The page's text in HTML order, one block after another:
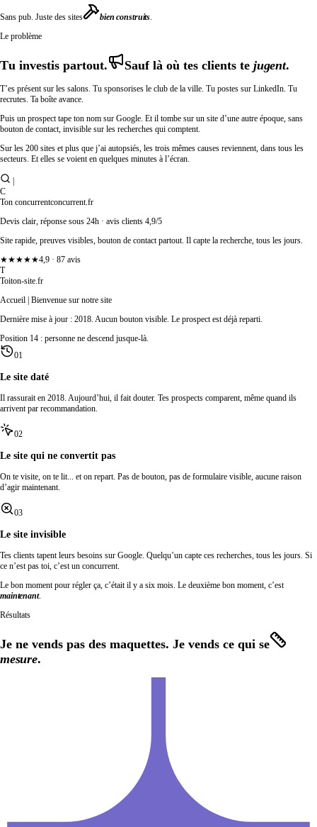
Sans pub. Juste des sites bien construits.
Le problème
Tu investis partout. Sauf là où tes clients te jugent.
T’es présent sur les salons. Tu sponsorises le club de la ville. Tu postes sur LinkedIn. Tu
recrutes. Ta boîte avance.
Puis un prospect tape ton nom sur Google. Et il tombe sur un site d’une autre époque, sans
bouton de contact, invisible sur les recherches qui comptent.
Sur les 200 sites et plus que j’ai autopsiés, les trois mêmes causes reviennent, dans tous les
secteurs. Et elles se voient en quelques minutes à l’écran.
C
Ton concurrentconcurrent.fr
Devis clair, réponse sous 24h · avis clients 4,9/5
Site rapide, preuves visibles, bouton de contact partout. Il capte la recherche, tous les jours.
★★★★★4,9 · 87 avis
T
Toiton-site.fr
Accueil | Bienvenue sur notre site
Dernière mise à jour : 2018. Aucun bouton visible. Le prospect est déjà reparti.
Position 14 : personne ne descend jusque-là.
01
Le site daté
Il rassurait en 2018. Aujourd’hui, il fait douter. Tes prospects comparent, même quand ils
arrivent par recommandation.
02
Le site qui ne convertit pas
On te visite, on te lit... et on repart. Pas de bouton, pas de formulaire visible, aucune raison
d’agir maintenant.
03
Le site invisible
Tes clients tapent leurs besoins sur Google. Quelqu’un capte ces recherches, tous les jours. Si
ce n’est pas toi, c’est un concurrent.
Le bon moment pour régler ça, c’était il y a six mois. Le deuxième bon moment, c’est
maintenant.
Résultats
Je ne vends pas des maquettes. Je vends ce qui se
mesure.